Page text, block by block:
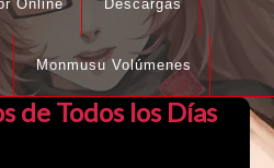
Online Descargas
Monmusu Volúmenes
de Todos los Días